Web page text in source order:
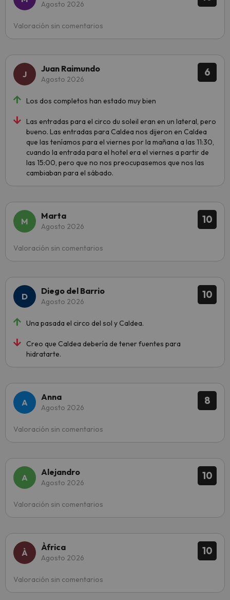
Agosto 2026
Valoración sin comentarios
6
Juan Raimundo
Agosto 2026
Los dos completos han estado muy bien
Las entradas para el circo du soleil eran en un lateral, pero
bueno. Las entradas para Caldea nos dijeron en Caldea
que las teníamos para el viernes por la mañana a las 11:30,
cuando la entrada para el hotel era el viernes a partir de
las 15:00, pero que no nos preocupasemos que nos las
cambiaban para el sábado.
10
Marta
Agosto 2026
Valoración sin comentarios
10
Diego del Barrio
Agosto 2026
Una pasada el circo del sol y Caldea.
Creo que Caldea debería de tener fuentes para
hidratarte.
8
Anna
Agosto 2026
Valoración sin comentarios
10
Alejandro
Agosto 2026
Valoración sin comentarios
10
Àfrica
Agosto 2026
Valoración sin comentarios